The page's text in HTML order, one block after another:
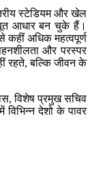
स्टेडियम और खेल
आधार बन चुके हैं।
कहीं अधिक महत्वपूर्ण
और परस्पर
रहते, बल्कि जीवन के
विशेष प्रमुख सचिव
देशो के पावर